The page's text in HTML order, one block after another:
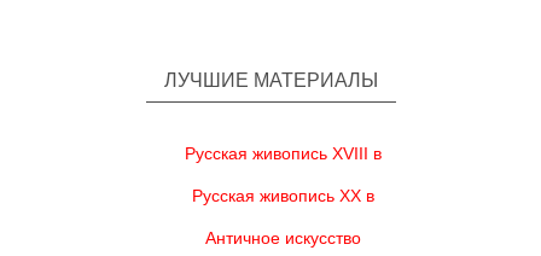
ЛУЧШИЕ МАТЕРИАЛЫ
Русская живопись XVIII в
Русская живопись XX в
Античное искусство